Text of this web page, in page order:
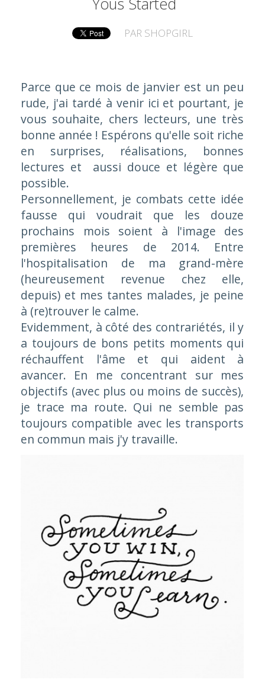
PAR SHOPGIRL
Parce que ce mois de janvier est un peu
rude, j'ai tardé à venir ici et pourtant, je
vous souhaite, chers lecteurs, une très
bonne année ! Espérons qu'elle soit riche
en surprises, réalisations, bonnes
lectures et aussi douce et légère que
possible.
Personnellement, je combats cette idée
fausse qui voudrait que les douze
prochains mois soient à l'image des
premières heures de 2014. Entre
l'hospitalisation de ma grand-mère
(heureusement revenue chez elle,
depuis) et mes tantes malades, je peine
à (re)trouver le calme.
Evidemment, à côté des contrariétés, il y
a toujours de bons petits moments qui
réchauffent l'âme et qui aident à
avancer. En me concentrant sur mes
objectifs (avec plus ou moins de succès),
je trace ma route. Qui ne semble pas
toujours compatible avec les transports
en commun mais j'y travaille.